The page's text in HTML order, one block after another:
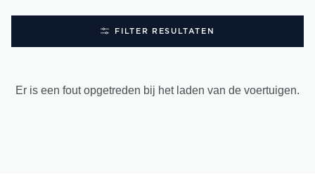
FILTER RESULTATEN
Er is een fout opgetreden bij het laden van de voertuigen.